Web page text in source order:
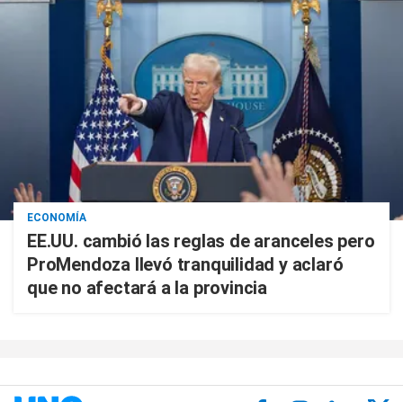
ECONOMÍA
EE.UU. cambió las reglas de aranceles pero
ProMendoza llevó tranquilidad y aclaró
que no afectará a la provincia